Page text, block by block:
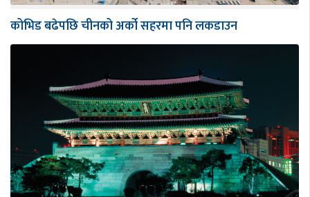
कोभिड बढेपछि चीनको अर्को सहरमा पनि लकडाउन